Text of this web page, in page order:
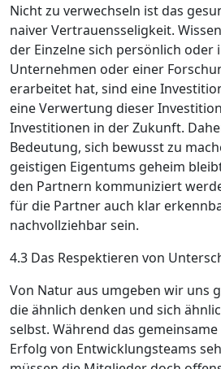
Nicht zu verwechseln ist das
naiver Vertrauensseligkeit.
der Einzelne sich persönlich oder
Unternehmen oder einer
erarbeitet hat, sind eine
eine Verwertung dieser
Investitionen in der Zukunft.
Bedeutung, sich bewusst zu
geistigen Eigentums geheim
den Partnern kommuniziert
für die Partner auch klar
nachvollziehbar sein.
4.3 Das Respektieren von
Von Natur aus umgeben wir uns
die ähnlich denken und sich
selbst. Während das
Erfolg von Entwicklungsteams